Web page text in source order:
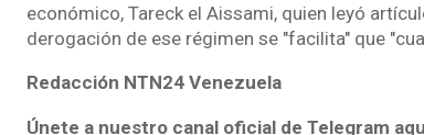
económico, Tareck el Aissami, quien leyó
derogación de ese régimen se "facilita" que
Redacción NTN24 Venezuela
Únete a nuestro canal oficial de Telegram